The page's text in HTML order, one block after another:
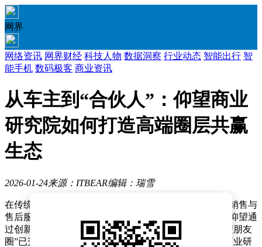
网界
网络资讯 网界财经 科技人物 数据洞察 行业动态 智能出行 智
能手机 数码极客 商业资讯
从车主到“合伙人”：仰望商业
研究院如何打造高端圈层共赢
生态
2026-01-24来源：ITBEAR编辑：瑞雪
在传统高端汽车市场中，品牌与用户的关系往往局限于销售与
售后服务层面。然而，比亚迪旗下高端新能源汽车品牌仰望通
过创新举措，将这一模式推向新高度——其打造的“仰望朋友
圈”已升级为更具深度的企业家生态圈，通过成立仰望商业研